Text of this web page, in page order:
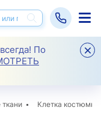
По
Клетка